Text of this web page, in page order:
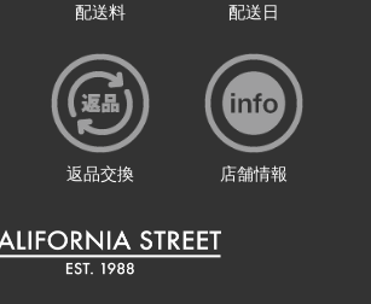
配送料 配送日
返品交換 店舗情報